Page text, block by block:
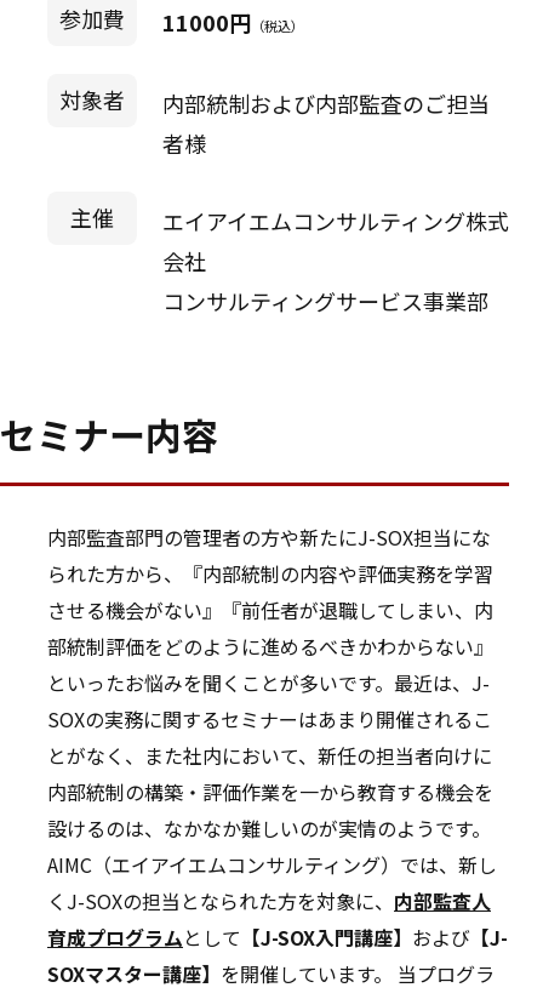
参加費 11000円 （税込）
対象者
内部統制および内部監査のご担当
者様
主催
エイアイエムコンサルティング株式
会社
コンサルティングサービス事業部
セミナー内容
内部監査部門の管理者の方や新たにJ-SOX担当にな
られた方から、『内部統制の内容や評価実務を学習
させる機会がない』『前任者が退職してしまい、内
部統制評価をどのように進めるべきかわからない』
といったお悩みを聞くことが多いです。最近は、J-
SOXの実務に関するセミナーはあまり開催されるこ
とがなく、また社内において、新任の担当者向けに
内部統制の構築・評価作業を一から教育する機会を
設けるのは、なかなか難しいのが実情のようです。
AIMC（エイアイエムコンサルティング）では、新し
くJ-SOXの担当となられた方を対象に、 内部監査人
育成プログラムとして 【J-SOX入門講座】 および 【J-
SOXマスター講座】 を開催しています。 当プログラ